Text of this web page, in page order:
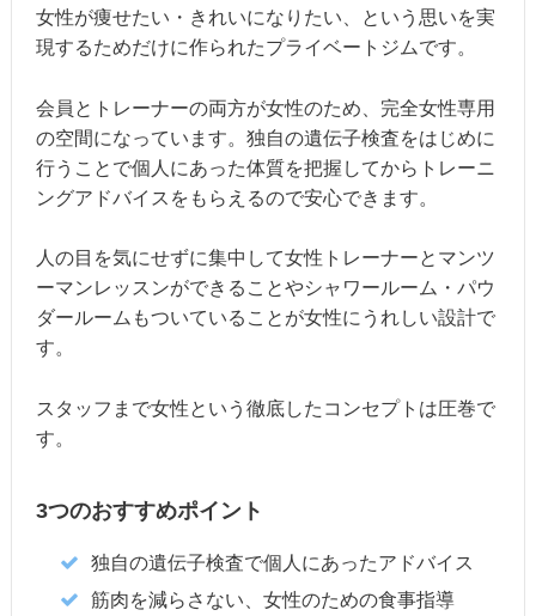
女性が痩せたい・きれいになりたい、という思いを実
現するためだけに作られたプライベートジムです。
会員とトレーナーの両方が女性のため、完全女性専用
の空間になっています。独自の遺伝子検査をはじめに
行うことで個人にあった体質を把握してからトレーニ
ングアドバイスをもらえるので安心できます。
人の目を気にせずに集中して女性トレーナーとマンツ
ーマンレッスンができることやシャワールーム・パウ
ダールームもついていることが女性にうれしい設計で
す。
スタッフまで女性という徹底したコンセプトは圧巻で
す。
3つのおすすめポイント
独自の遺伝子検査で個人にあったアドバイス
筋肉を減らさない、女性のための食事指導